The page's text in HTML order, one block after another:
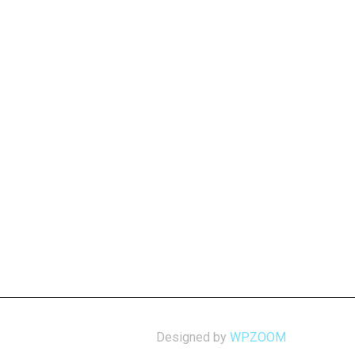
Designed by WPZOOM